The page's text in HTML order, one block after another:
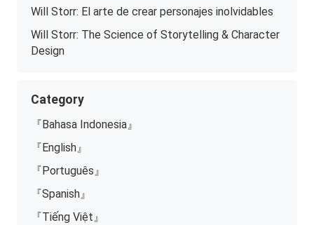
Will Storr: El arte de crear personajes inolvidables
Will Storr: The Science of Storytelling & Character
Design
Category
『Bahasa Indonesia』
『English』
『Português』
『Spanish』
『Tiếng Việt』